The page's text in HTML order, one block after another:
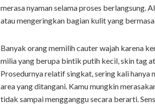
merasa nyaman selama proses berlangsung.
atau mengeringkan bagian kulit yang
Banyak orang memilih cauter wajah karena
milia yang berupa bintik putih kecil, skin tag
Prosedurnya relatif singkat, sering kali
area yang ditangani. Kamu mungkin
tidak sampai mengganggu secara berarti.